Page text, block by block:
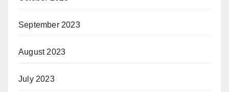
September 2023
August 2023
July 2023